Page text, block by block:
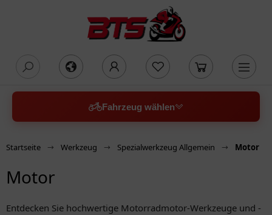
Fahrzeug wählen
Startseite Werkzeug Spezialwerkzeug Allgemein Motor
Motor
Entdecken Sie hochwertige Motorradmotor-Werkzeuge und -